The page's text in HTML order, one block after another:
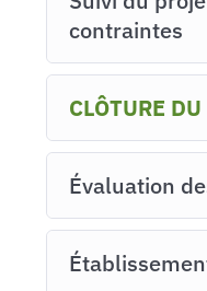
contraintes
CLÔTURE
Évaluation